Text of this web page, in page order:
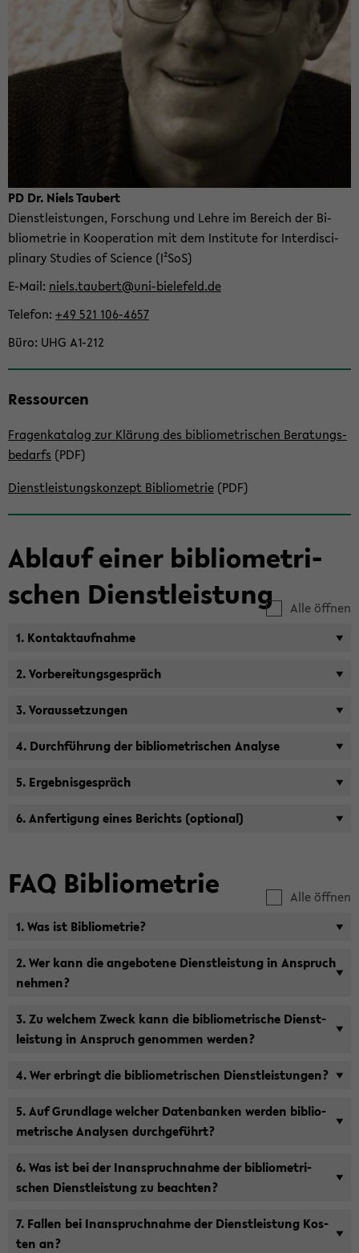
PD Dr. Niels Tau­bert
Dienst­leis­tun­gen, For­schung und Lehre im Be­reich der Bi­
blio­me­trie in Ko­ope­ra­ti­on mit dem In­sti­tu­te for In­ter­di­sci­
pli­na­ry Stu­dies of Sci­ence (I²SoS)
E-​Mail niels.tau­bert@uni-​bielefeld.de
Te­le­fon +49 521 106-​4657
Büro UHG A1-​212
Res­sour­cen
Fra­gen­ka­ta­log zur Klä­rung des bi­blio­me­tri­schen Be­ra­tungs­
be­darfs (PDF)
Dienst­leis­tungs­kon­zept Bi­blio­me­trie (PDF)
Ab­lauf einer bi­blio­me­tri­
schen Dienst­leis­tung
Alle öffnen
1. Kon­takt­auf­nah­me
2. Vor­be­rei­tungs­ge­spräch
3. Vor­aus­set­zun­gen
4. Durch­füh­rung der bi­blio­me­tri­schen Ana­ly­se
5. Er­geb­nis­ge­spräch
6. An­fer­ti­gung eines Be­richts (op­tio­nal)
FAQ Bi­blio­me­trie
Alle öffnen
1. Was ist Bi­blio­me­trie?
2. Wer kann die an­ge­bo­te­ne Dienst­leis­tung in An­spruch
neh­men?
3. Zu wel­chem Zweck kann die bi­blio­me­tri­sche Dienst­
leis­tung in An­spruch ge­nom­men wer­den?
4. Wer er­bringt die bi­blio­me­tri­schen Dienst­leis­tun­gen?
5. Auf Grund­la­ge wel­cher Da­ten­ban­ken wer­den bi­blio­
me­tri­sche Ana­ly­sen durch­ge­führt?
6. Was ist bei der In­an­spruch­nah­me der bi­blio­me­tri­
schen Dienst­leis­tung zu be­ach­ten?
7. Fal­len bei In­an­spruch­nah­me der Dienst­leis­tung Kos­
ten an?